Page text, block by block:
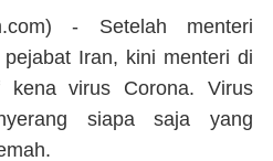
- Setelah menteri
Iran, kini menteri di
kena virus Corona. Virus
siapa saja yang